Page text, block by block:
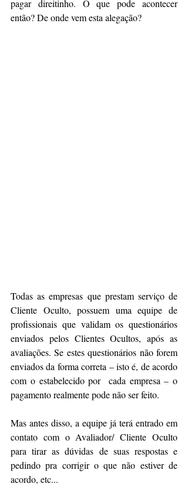
pagar direitinho. O que pode acontecer
então? De onde vem esta alegação?
Todas as empresas que prestam serviço de
Cliente Oculto, possuem uma equipe de
profissionais que validam os questionários
enviados pelos Clientes Ocultos, após as
avaliações. Se estes questionários não forem
enviados da forma correta – isto é, de acordo
com o estabelecido por  cada empresa – o
pagamento realmente pode não ser feito.
Mas antes disso, a equipe já terá entrado em
contato com o Avaliador/ Cliente Oculto
para tirar as dúvidas de suas respostas e
pedindo pra corrigir o que não estiver de
acordo, etc...